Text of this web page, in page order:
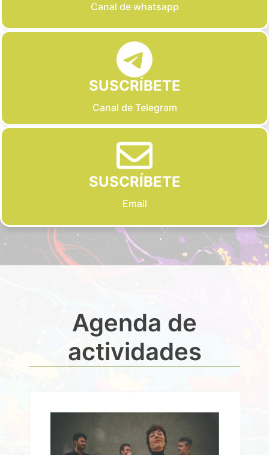
Canal de whatsapp
SUSCRÍBETE
Canal de Telegram
SUSCRÍBETE
Email
Agenda de
actividades